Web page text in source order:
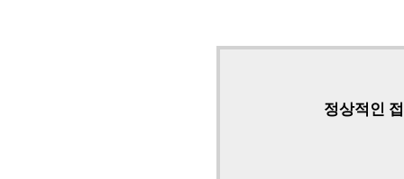
정상적인